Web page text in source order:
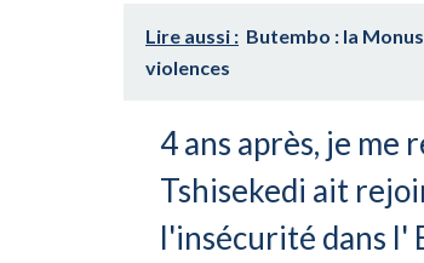
Lire aussi : Butembo : la
violences
4 ans après, je me
Tshisekedi ait
l'insécurité dans l'